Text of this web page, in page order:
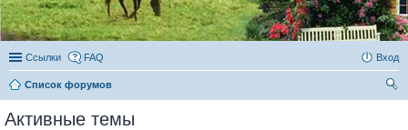
Ссылки FAQ Вход
Список форумов
Активные темы